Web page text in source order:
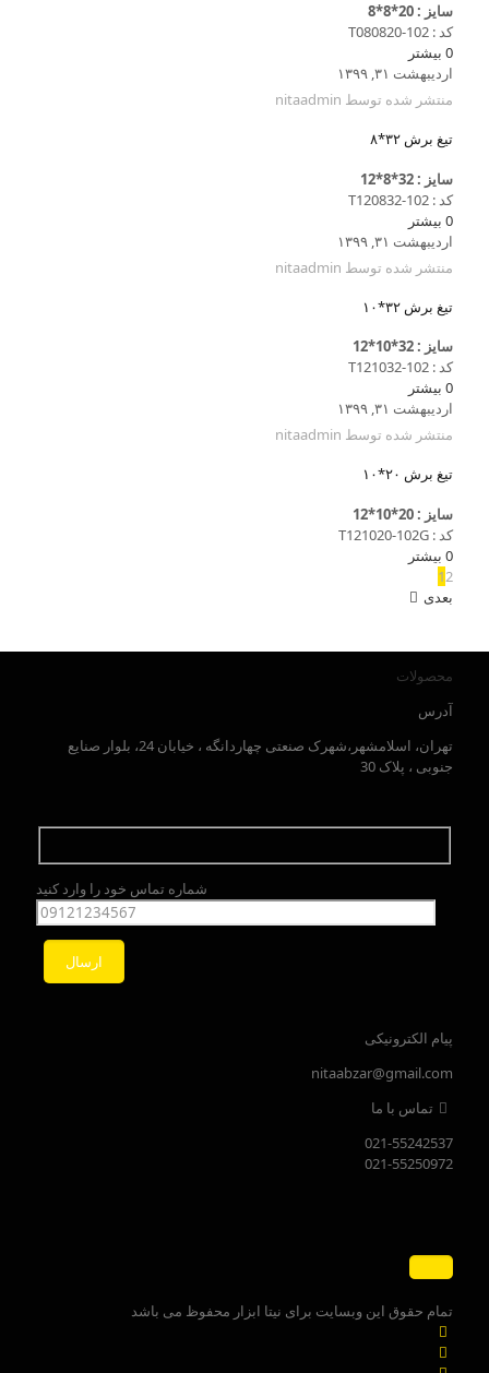
سایز : 20*8*8
کد : T080820-102
0 بیشتر
اردیبهشت ۳۱, ۱۳۹۹
منتشر شده توسط nitaadmin
تیغ برش ۳۲*۸
سایز : 32*8*12
کد : T120832-102
0 بیشتر
اردیبهشت ۳۱, ۱۳۹۹
منتشر شده توسط nitaadmin
تیغ برش ۳۲*۱۰
سایز : 32*10*12
کد : T121032-102
0 بیشتر
اردیبهشت ۳۱, ۱۳۹۹
منتشر شده توسط nitaadmin
تیغ برش ۲۰*۱۰
سایز : 20*10*12
کد : T121020-102G
0 بیشتر
12
بعدی
محصولات
آدرس
تهران، اسلامشهر،شهرک صنعتی چهاردانگه ، خیابان 24، بلوار صنایع
جنوبی ، پلاک 30
شماره تماس خود را وارد کنید
پیام الکترونیکی
nitaabzar@gmail.com
تماس با ما
021-55242537
021-55250972
تمام حقوق این وبسایت برای نیتا ابزار محفوظ می باشد